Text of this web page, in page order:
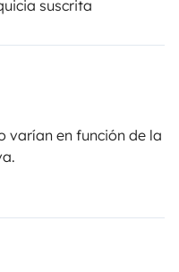
suscrita
varían en función de la